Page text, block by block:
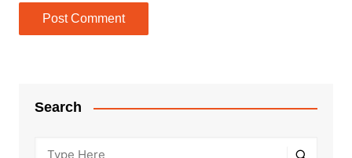
Search